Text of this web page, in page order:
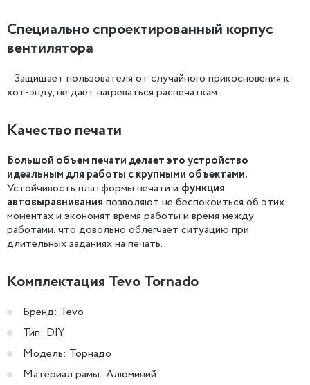
Специально спроектированный корпус
вентилятора
Защищает пользователя от случайного прикосновения к
хот-энду, не дает нагреваться распечаткам.
Качество печати
Большой объем печати делает это устройство
идеальным для работы с крупными объектами.
Устойчивость платформы печати и функция
автовыравнивания позволяют не беспокоиться об этих
моментах и экономят время работы и время между
работами, что довольно облегчает ситуацию при
длительных заданиях на печать.
Комплектация Tevo Tornado
Бренд: Tevo
Тип: DIY
Модель: Торнадо
Материал рамы: Алюминий